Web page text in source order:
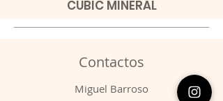
CUBIC MINERAL
Contactos
​Miguel Barroso